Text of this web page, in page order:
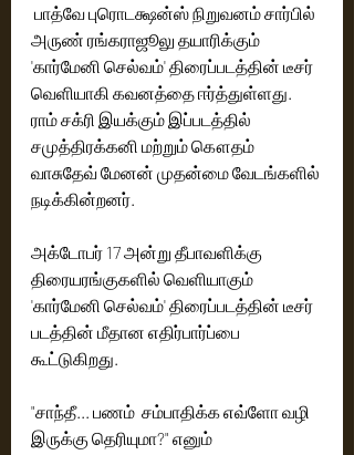
அருண் ரங்கராஜூலு தயாரிக்கும்
'கார்மேனி செல்வம்' திரைப்படத்தின் டீசர்
வெளியாகி கவனத்தை ஈர்த்துள்ளது.
ராம் சக்ரி இயக்கும் இப்படத்தில்
சமுத்திரக்கனி மற்றும் கௌதம்
வாசுதேவ் மேனன் முதன்மை வேடங்களில்
நடிக்கின்றனர்.
அக்டோபர் 17 அன்று தீபாவளிக்கு
திரையரங்குகளில் வெளியாகும்
'கார்மேனி செல்வம்' திரைப்படத்தின் டீசர்
படத்தின் மீதான எதிர்பார்ப்பை
கூட்டுகிறது.
"சாந்தீ... பணம்  சம்பாதிக்க எவ்ளோ வழி
இருக்கு தெரியுமா?" எனும்